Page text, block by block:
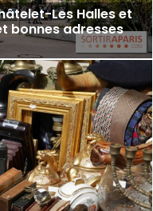
Les Halles et
bonnes adresses